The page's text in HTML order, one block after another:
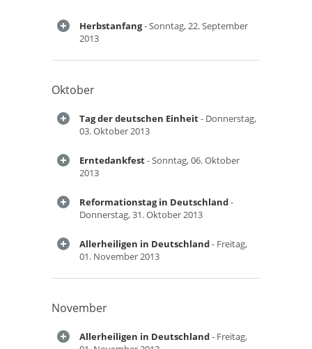
Herbstanfang- Sonntag, 22. September
2013
Oktober
Tag der deutschen Einheit- Donnerstag,
03. Oktober 2013
Erntedankfest- Sonntag, 06. Oktober
2013
Reformationstag in Deutschland-
Donnerstag, 31. Oktober 2013
Allerheiligen in Deutschland- Freitag,
01. November 2013
November
Allerheiligen in Deutschland- Freitag,